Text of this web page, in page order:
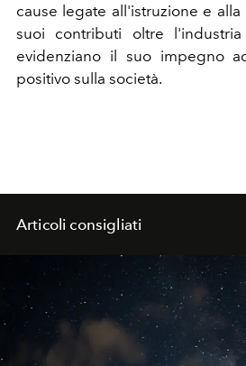
cause legate all'istruzione e
suoi contributi oltre l'industria
evidenziano il suo impegno
positivo sulla società.
Articoli consigliati